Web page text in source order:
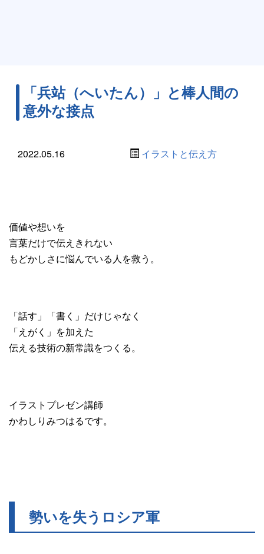
「兵站（へいたん）」と棒人間の
意外な接点
2022.05.16 イラストと伝え方
価値や想いを
言葉だけで伝えきれない
もどかしさに悩んでいる人を救う。
「話す」「書く」だけじゃなく
「えがく」を加えた
伝える技術の新常識をつくる。
イラストプレゼン講師
かわしりみつはるです。
勢いを失うロシア軍